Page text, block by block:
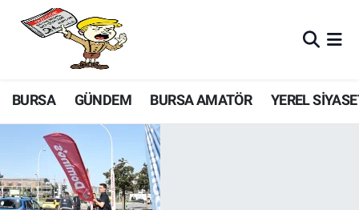
BURSA GÜNDEM BURSA AMATÖR YEREL